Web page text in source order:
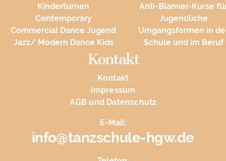
Kinderturnen
Contemporary
Commercial Dance Jugend
Jazz/ Modern Dance Kids
Anti-Blamier-Kurse
Jugendliche
Umgangsformen in
Schule und im Beruf
Kontakt
Kontakt
Impressum
AGB und Datenschutz
E-Mail:
info@tanzschule-hgw.de